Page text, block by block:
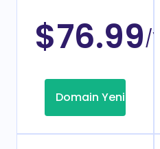
$76.99/Yıl
Domain Yenileme